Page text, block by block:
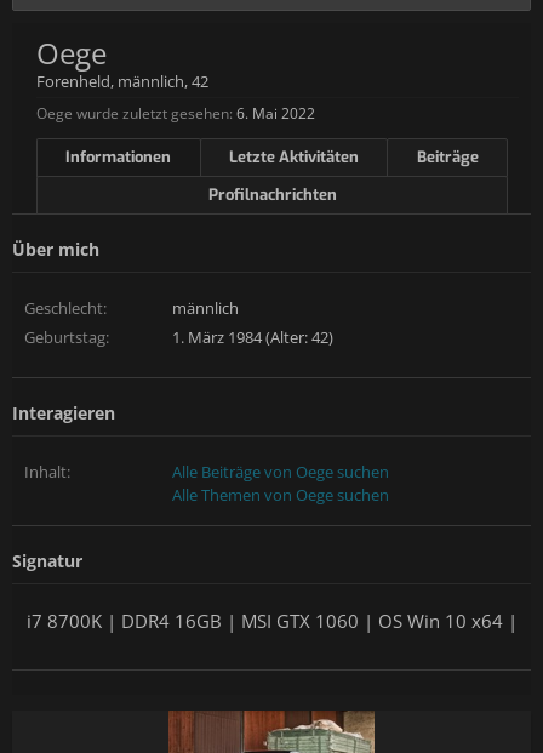
Oege
Forenheld, männlich, 42
Oege wurde zuletzt gesehen: 6. Mai 2022
Informationen Letzte Aktivitäten
Beiträge
Profilnachrichten
Über mich
Geschlecht:
männlich
Geburtstag:
1. März 1984 (Alter: 42)
Interagieren
Inhalt:
Alle Beiträge von Oege suchen
Alle Themen von Oege suchen
Signatur
i7 8700K | DDR4 16GB | MSI GTX 1060 | OS Win 10 x64 |